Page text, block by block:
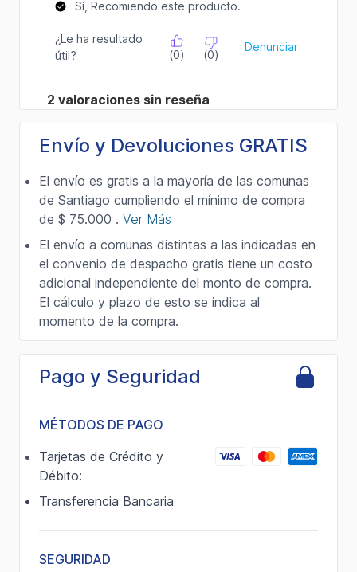
Envío y Devoluciones GRATIS
El envío es gratis a la mayoría de las comunas
de Santiago cumpliendo el mínimo de compra
de $ 75.000 . Ver Más
El envío a comunas distintas a las indicadas en
el convenio de despacho gratis tiene un costo
adicional independiente del monto de compra.
El cálculo y plazo de esto se indica al
momento de la compra.
Pago y Seguridad
MÉTODOS DE PAGO
Tarjetas de Crédito y
Débito:
Transferencia Bancaria
SEGURIDAD